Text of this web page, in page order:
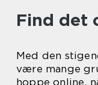
Find det
Med den
være mange
hoppe online,